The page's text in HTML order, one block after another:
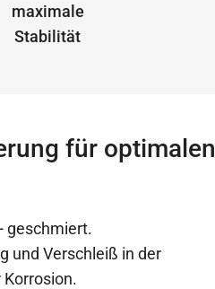
maximale
Stabilität
für optimalen
geschmiert.
und Verschleiß in der